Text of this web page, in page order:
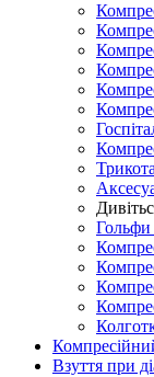
Гольфи
Взуття при